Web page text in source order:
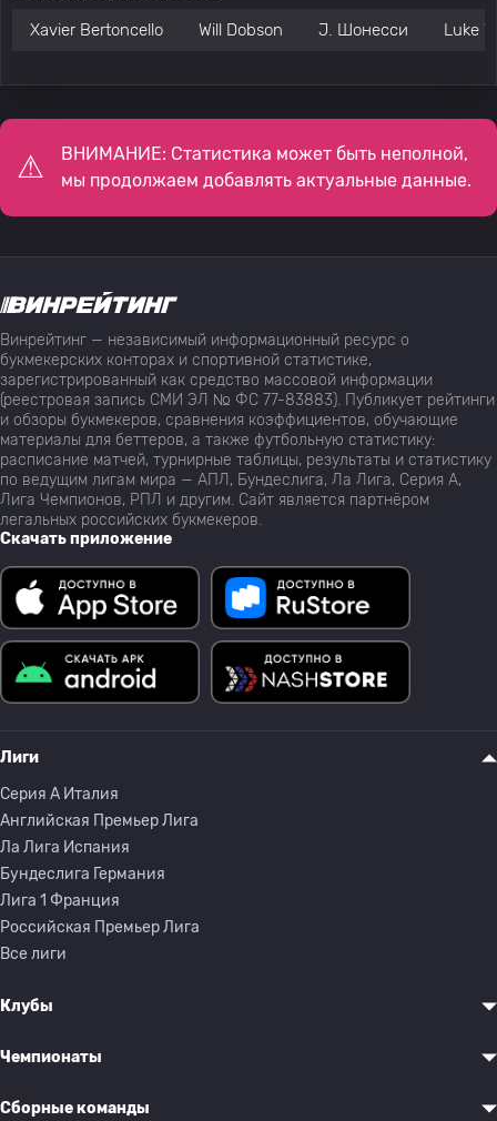
Xavier Bertoncello Will Dobson J. Шонесси Luke
ВНИМАНИЕ: Статистика может быть неполной,
мы продолжаем добавлять актуальные данные.
Винрейтинг — независимый информационный ресурс о
букмекерских конторах и спортивной статистике,
зарегистрированный как средство массовой информации
(реестровая запись СМИ ЭЛ № ФС 77-83883). Публикует рейтинги
и обзоры букмекеров, сравнения коэффициентов, обучающие
материалы для беттеров, а также футбольную статистику:
расписание матчей, турнирные таблицы, результаты и статистику
по ведущим лигам мира — АПЛ, Бундеслига, Ла Лига, Серия А,
Лига Чемпионов, РПЛ и другим. Сайт является партнёром
легальных российских букмекеров.
Скачать приложение
Лиги
Серия A Италия
Английская Премьер Лига
Ла Лига Испания
Бундеслига Германия
Лига 1 Франция
Российская Премьер Лига
Все лиги
Клубы
Чемпионаты
Сборные команды